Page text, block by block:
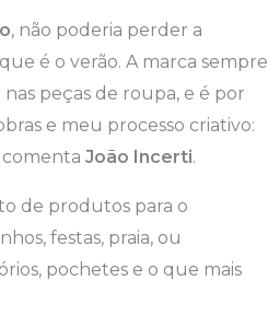
, não poderia perder a
é o verão. A marca sempre
peças de roupa, e é por
e meu processo criativo:
comenta João Incerti.
de produtos para o
festas, praia, ou
pochetes e o que mais